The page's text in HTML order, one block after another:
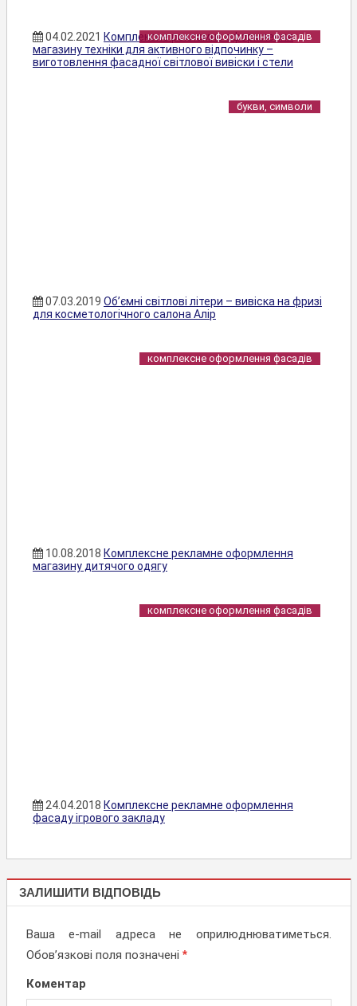
комплексне оформлення фасадів
04.02.2021 Комплексне рекламне оформлення
магазину техніки для активного відпочинку –
виготовлення фасадної світлової вивіски і стели
букви, символи
07.03.2019 Об’ємні світлові літери – вивіска на фризі
для косметологічного салона Алір
комплексне оформлення фасадів
10.08.2018 Комплексне рекламне оформлення
магазину дитячого одягу
комплексне оформлення фасадів
24.04.2018 Комплексне рекламне оформлення
фасаду ігрового закладу
КОМПЛЕКСНЕ
ОФОРМЛЕННЯ
ЗАЛИШИТИ ВІДПОВІДЬ
Ваша e-mail адреса не оприлюднюватиметься.
Обов’язкові поля позначені *
Коментар